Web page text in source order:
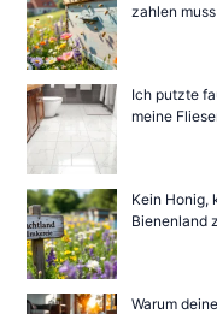
zahlen muss
Ich putzte
meine
Kein Honig,
Bienenland
Warum